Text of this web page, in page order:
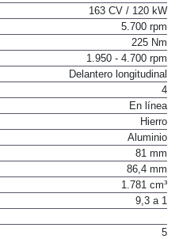
163 CV / 120 kW
5.700 rpm
225 Nm
1.950 - 4.700 rpm
Delantero longitudinal
4
En línea
Hierro
Aluminio
81 mm
86,4 mm
1.781 cm³
9,3 a 1
5